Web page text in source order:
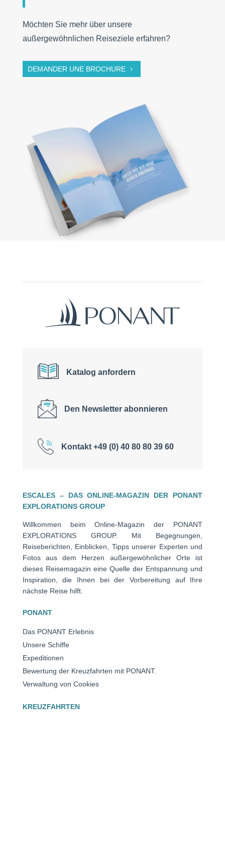
Möchten Sie mehr über unsere
außergewöhnlichen Reiseziele erfahren?
DEMANDER UNE BROCHURE
Katalog anfordern
Den Newsletter abonnieren
Kontakt +49 (0) 40 80 80 39 60
ESCALES – DAS ONLINE-MAGAZIN DER PONANT
EXPLORATIONS GROUP
Willkommen beim Online-Magazin der PONANT
EXPLORATIONS GROUP. Mit Begegnungen,
Reiseberichten, Einblicken, Tipps unserer Experten und
Fotos aus dem Herzen außergewöhnlicher Orte ist
dieses Reisemagazin eine Quelle der Entspannung und
Inspiration, die Ihnen bei der Vorbereitung auf Ihre
nächste Reise hilft.
PONANT
Das PONANT Erlebnis
Unsere Schiffe
Expeditionen
Bewertung der Kreuzfahrten mit PONANT.
Verwaltung von Cookies
KREUZFAHRTEN